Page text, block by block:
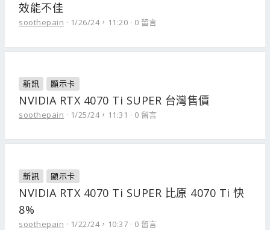
效能不佳
soothepain 1/26/24，11:20 0 留言
新訊 顯示卡
NVIDIA RTX 4070 Ti SUPER 台灣售價
soothepain 1/25/24，11:31 0 留言
新訊 顯示卡
NVIDIA RTX 4070 Ti SUPER 比原 4070 Ti 快
8%
soothepain 1/22/24，10:37 0 留言